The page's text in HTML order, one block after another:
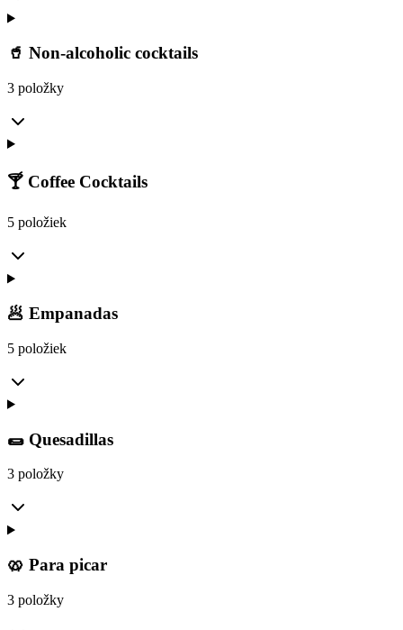
🥤 Non-alcoholic cocktails
3 položky
🍸 Coffee Cocktails
5 položiek
🥟 Empanadas
5 položiek
🌯 Quesadillas
3 položky
🥨 Para picar
3 položky